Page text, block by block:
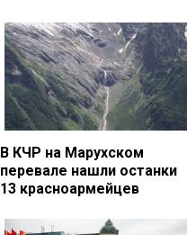
В КЧР на Марухском
перевале нашли останки
13 красноармейцев